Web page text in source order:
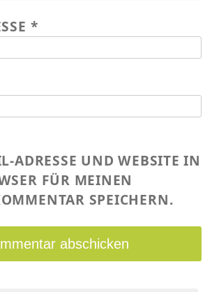
*
ADRESSE UND WEBSITE IN
FÜR MEINEN
SPEICHERN.